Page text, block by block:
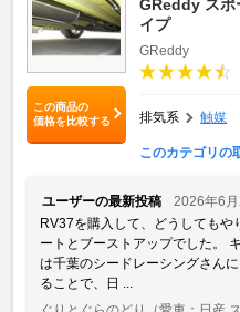
この商品の
価格を比較する
GReddy スポ
イプ
GReddy
排気系 触媒
このカテゴリの
ユーザーの最新投稿
2026年6
RV37を購入して、どうしても
ートとブーストアップでした。
は千葉のシードレーシングさん
ることで、日 ...